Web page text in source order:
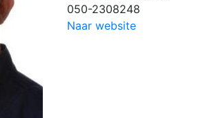
050-2308248
Naar website